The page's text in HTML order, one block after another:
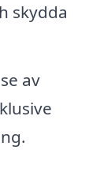
skydda
av